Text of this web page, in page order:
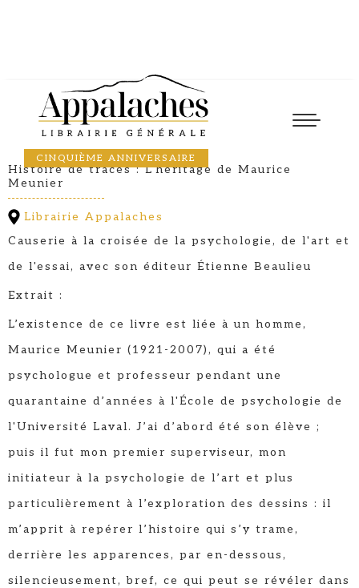
CINQUIÈME ANNIVERSAIRE
Lancement
October 2026 17:30
SYLVAIN ROY
Histoire de traces : L'héritage de Maurice
Meunier
Librairie Appalaches
Causerie à la croisée de la psychologie, de l'art et
de l'essai, avec son éditeur Étienne Beaulieu
Extrait :
L’existence de ce livre est liée à un homme,
Maurice Meunier (1921-2007), qui a été
psychologue et professeur pendant une
quarantaine d’années à l'École de psychologie de
l'Université Laval. J’ai d’abord été son élève ;
puis il fut mon premier superviseur, mon
initiateur à la psychologie de l’art et plus
particulièrement à l’exploration des dessins : il
m’apprit à repérer l’histoire qui s’y trame,
derrière les apparences, par en-dessous,
silencieusement, bref, ce qui peut se révéler dans